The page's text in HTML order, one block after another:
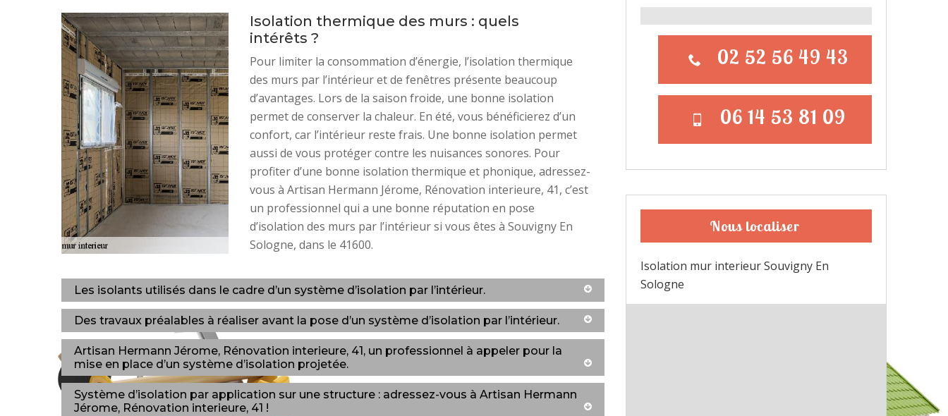
Isolation thermique des murs : quels
intérêts ?
Pour limiter la consommation d’énergie, l’isolation thermique
des murs par l’intérieur et de fenêtres présente beaucoup
d’avantages. Lors de la saison froide, une bonne isolation
permet de conserver la chaleur. En été, vous bénéficierez d’un
confort, car l’intérieur reste frais. Une bonne isolation permet
aussi de vous protéger contre les nuisances sonores. Pour
profiter d’une bonne isolation thermique et phonique, adressez-
vous à Artisan Hermann Jérome, Rénovation interieure, 41, c’est
un professionnel qui a une bonne réputation en pose
d’isolation des murs par l’intérieur si vous êtes à Souvigny En
Sologne, dans le 41600.
Les isolants utilisés dans le cadre d’un système d’isolation par l’intérieur.
Des travaux préalables à réaliser avant la pose d’un système d’isolation par l’intérieur.
Artisan Hermann Jérome, Rénovation interieure, 41, un professionnel à appeler pour la
mise en place d’un système d’isolation projetée.
Système d’isolation par application sur une structure : adressez-vous à Artisan Hermann
Jérome, Rénovation interieure, 41 !
02 52 56 49 43
06 14 53 81 09
Nous localiser
Isolation mur interieur Souvigny En
Sologne